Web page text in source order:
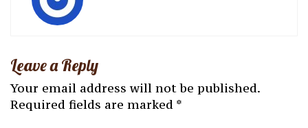
Leave a Reply
Your email address will not be published.
Required fields are marked *